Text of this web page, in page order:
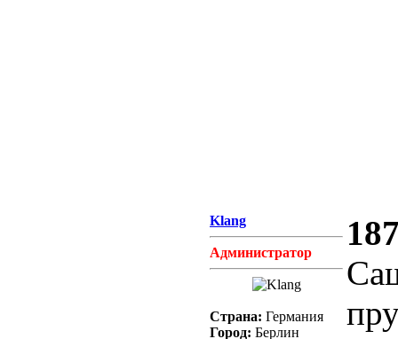
Klang
Администратор
Страна: Германия
Город: Берлин